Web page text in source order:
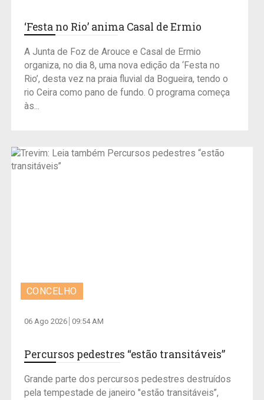
‘Festa no Rio’ anima Casal de Ermio
A Junta de Foz de Arouce e Casal de Ermio
organiza, no dia 8, uma nova edição da ‘Festa no
Rio’, desta vez na praia fluvial da Bogueira, tendo o
rio Ceira como pano de fundo. O programa começa
às...
CONCELHO
06 Ago 2026 09:54 AM
Percursos pedestres “estão transitáveis”
Grande parte dos percursos pedestres destruídos
pela tempestade de janeiro "estão transitáveis”,